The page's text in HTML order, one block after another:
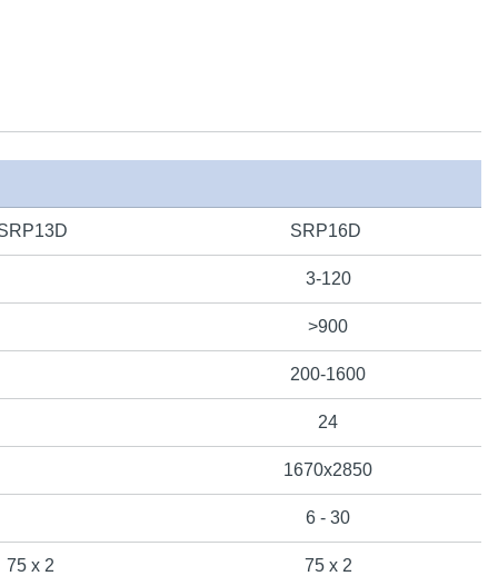
SRP16D
3-120
>900
200-1600
24
1670х2850
6 - 30
75 х 2 75 х 2